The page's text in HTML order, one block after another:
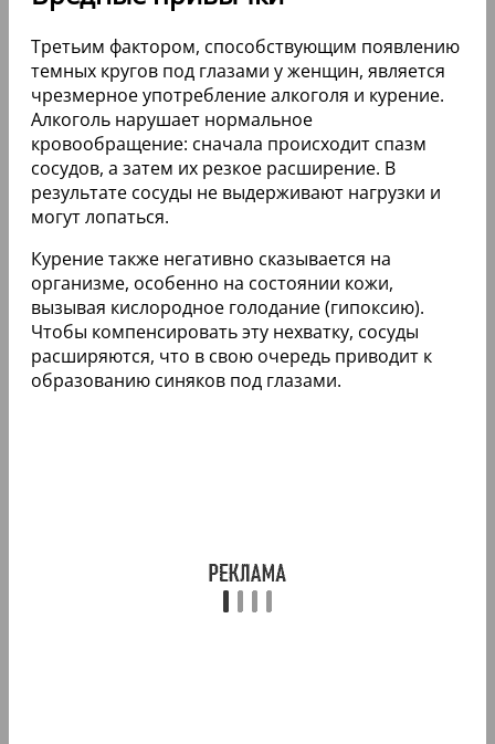
Третьим фактором, способствующим появлению
темных кругов под глазами у женщин, является
чрезмерное употребление алкоголя и курение.
Алкоголь нарушает нормальное
кровообращение: сначала происходит спазм
сосудов, а затем их резкое расширение. В
результате сосуды не выдерживают нагрузки и
могут лопаться.
Курение также негативно сказывается на
организме, особенно на состоянии кожи,
вызывая кислородное голодание (гипоксию).
Чтобы компенсировать эту нехватку, сосуды
расширяются, что в свою очередь приводит к
образованию синяков под глазами.